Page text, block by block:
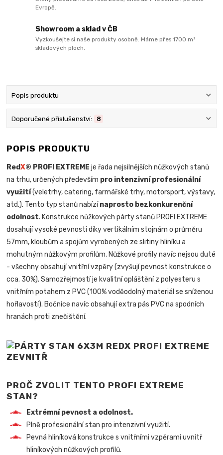
Evropě.
Showroom a sklad v ČB
Vyzkoušejte si naše produkty osobně. Máme přes 1700 m²
skladových ploch.
Popis produktu
Doporučené příslušenství: 8
POPIS PRODUKTU
RedX® PROFI EXTREME je řada nejsilnějších nůžkových stanů
na trhu, určených především pro intenzivní profesionální
využití(veletrhy, catering, farmářské trhy, motorsport, výstavy,
atd.). Tento typ stanů nabízínaprosto bezkonkurenční
odolnost. Konstrukce nůžkových párty stanů PROFI EXTREME
dosahují vysoké pevnosti díky vertikálním stojnám o průměru
57mm, kloubům a spojům vyrobených ze slitiny hliníku a
mohutným nůžkovým profilům. Nůžkové profily navíc nejsou duté
- všechny obsahují vnitřní vzpěry (zvyšují pevnost konstrukce o
cca. 30%). Samozřejmostí je kvalitní opláštění z polyesteru s
vnitřním potahem z PVC (100% voděodolný materiál se sníženou
hořlavostí). Bočnice navíc obsahují extra pás PVC na spodních
hranách proti znečištění.
PROČ ZVOLIT TENTO PROFI EXTREME
STAN?
Extrémní pevnost a odolnost.
Plně profesionální stan pro intenzivní využití.
Pevná hliníková konstrukce s vnitřními vzpěrami uvnitř
hliníkových nůžkových profilů.